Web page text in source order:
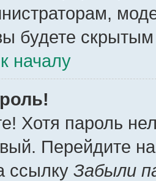
будете
началу
Хотя пароль
Перейдите
ссылку Забыли